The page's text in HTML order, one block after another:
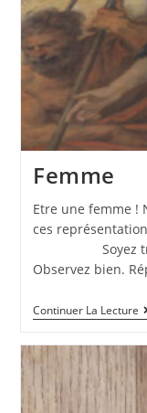
Femme
Etre une femme !
ces
Soyez très
Observez bien.
Continuer La Lecture